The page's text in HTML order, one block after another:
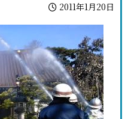
2011年1月20日